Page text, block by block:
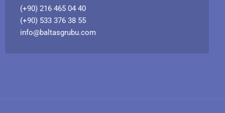
(+90) 216 465 04 40
(+90) 533 376 38 55
info@baltasgrubu.com